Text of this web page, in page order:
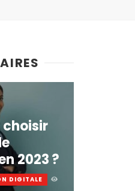
2023 ?
DIGITALE